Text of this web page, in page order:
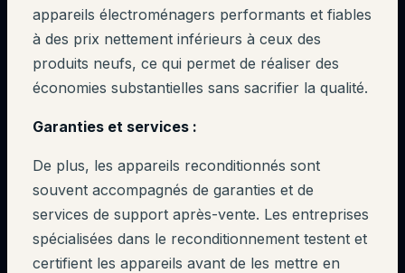
appareils électroménagers performants et fiables
à des prix nettement inférieurs à ceux des
produits neufs, ce qui permet de réaliser des
économies substantielles sans sacrifier la qualité.
Garanties et services :
De plus, les appareils reconditionnés sont
souvent accompagnés de garanties et de
services de support après-vente. Les entreprises
spécialisées dans le reconditionnement testent et
certifient les appareils avant de les mettre en